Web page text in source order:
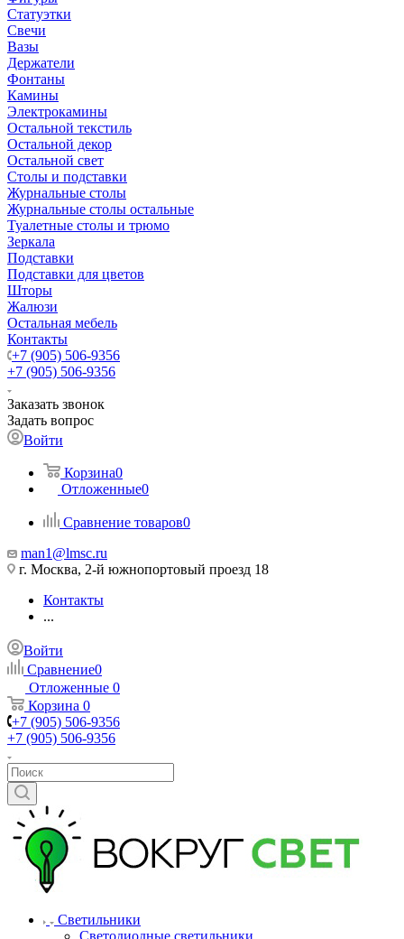
Статуэтки
Свечи
Вазы
Держатели
Фонтаны
Камины
Электрокамины
Остальной текстиль
Остальной декор
Остальной свет
Столы и подставки
Журнальные столы
Журнальные столы остальные
Туалетные столы и трюмо
Зеркала
Подставки
Подставки для цветов
Шторы
Жалюзи
Остальная мебель
Контакты
+7 (905) 506-9356
+7 (905) 506-9356
Заказать звонок
Задать вопрос
Войти
Корзина0
Отложенные0
Сравнение товаров0
man1@lmsc.ru
г. Москва, 2-й южнопортовый проезд 18
Контакты
...
Войти
Сравнение0
Отложенные 0
Корзина 0
+7 (905) 506-9356
+7 (905) 506-9356
Светильники
Светодиодные светильники